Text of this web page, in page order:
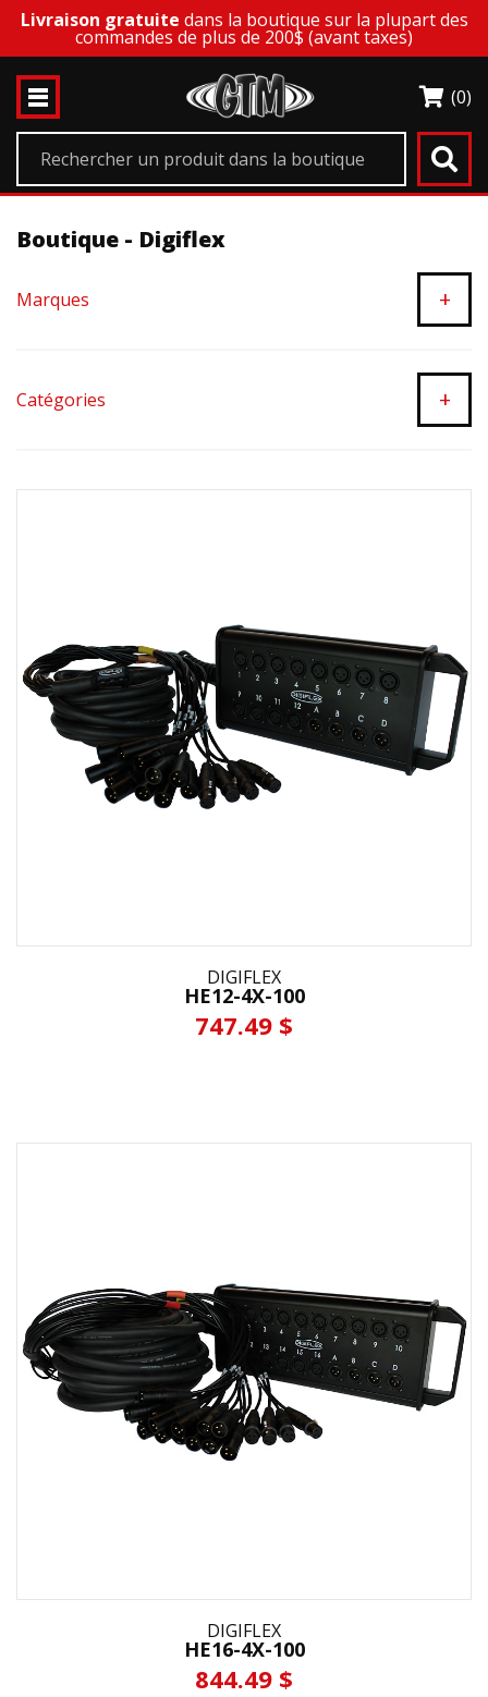
Livraison gratuite dans la boutique sur la plupart des
commandes de plus de 200$ (avant taxes)
(0)
Boutique - Digiflex
Marques +
Catégories +
DIGIFLEX
HE12-4X-100
747.49 $
DIGIFLEX
HE16-4X-100
844.49 $